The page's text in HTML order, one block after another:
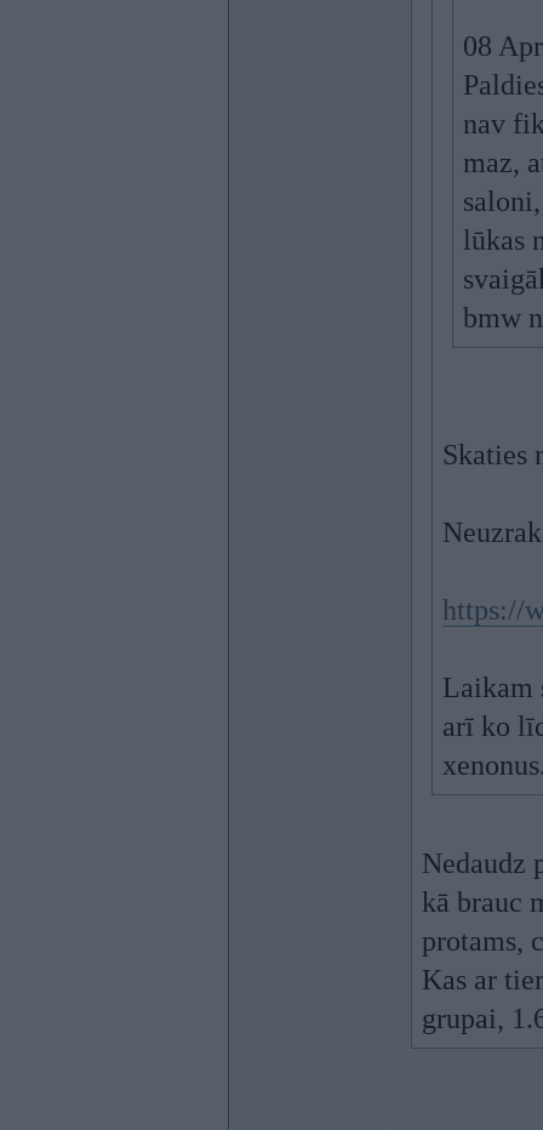
08
nav
maz,
lūkas
bmw
Skaties
https://
Laikam
arī ko
Nedaudz
kā brauc
protams,
Kas ar
grupai,